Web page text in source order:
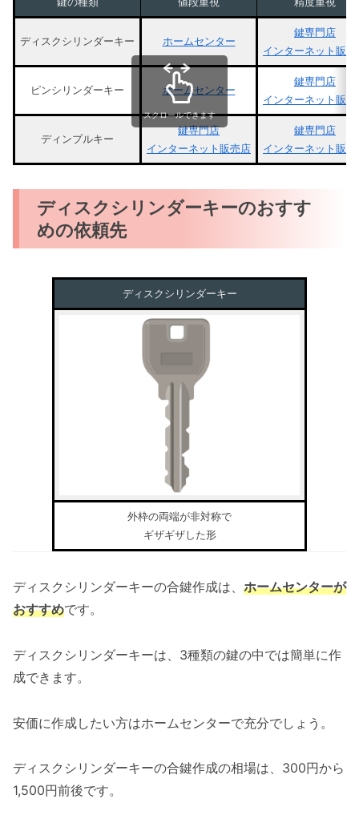
ディスクシリンダーキー ホームセンター
鍵専門店
インターネット販売
ピンシリンダーキー ホームセンター
鍵専門店
インターネット販売
ディンプルキー
鍵専門店
インターネット販売店
鍵専門店
インターネット販売
スクロールできます
ディスクシリンダーキーのおすす
めの依頼先
ディスクシリンダーキー
外枠の両端が非対称で
ギザギザした形
ディスクシリンダーキーの合鍵作成は、 ホームセンターが
おすすめです。
ディスクシリンダーキーは、3種類の鍵の中では簡単に作
成できます。
安価に作成したい方はホームセンターで充分でしょう。
ディスクシリンダーキーの合鍵作成の相場は、300円から
1,500円前後です。